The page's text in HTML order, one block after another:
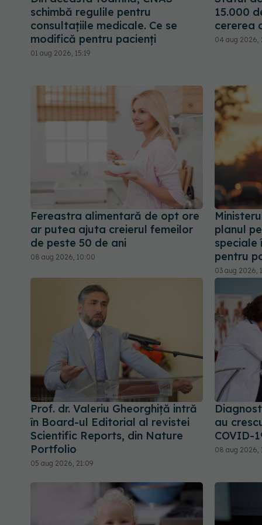
schimbă regulile pentru
consultațiile medicale. Ce se
modifică pentru pacienți
01 aug 2026, 15:19
15.000
cererea
04 aug 2026,
Fereastra alimentară de opt ore
ar putea ajuta creierul femeilor
de peste 50 de ani
08 aug 2026, 10:00
planul
speciale
pentru
03 aug 2026,
Prof. dr. Valeriu Gheorghiță intră
în Board-ul Editorial al revistei
Scientific Reports, din Nature
Portfolio
05 aug 2026, 21:09
au
COVID-
08 aug 2026,